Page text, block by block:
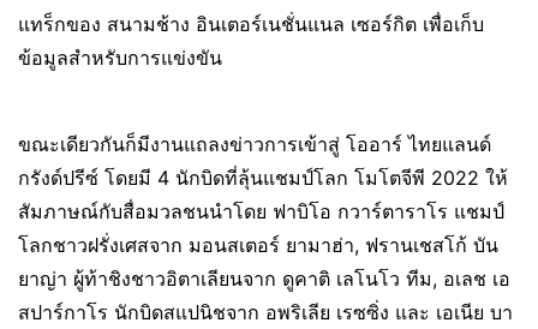
แทร็กของ สนามช้าง อินเตอร์เนชั่นแนล เซอร์กิต เพื่อเก็บ
ข้อมูลสำหรับการแข่งขัน
ขณะเดียวกันก็มีงานแถลงข่าวการเข้าสู่ โออาร์ ไทยแลนด์
กรังด์ปรีซ์ โดยมี 4 นักบิดที่ลุ้นแชมป์โลก โมโตจีพี 2022 ให้
สัมภาษณ์กับสื่อมวลชนนำโดย ฟาบิโอ กวาร์ตาราโร แชมป์
โลกชาวฝรั่งเศสจาก มอนสเตอร์ ยามาฮ่า, ฟรานเชสโก้ บัน
ยาญ่า ผู้ท้าชิงชาวอิตาเลียนจาก ดูคาติ เลโนโว ทีม, อเลช เอ
สปาร์กาโร นักบิดสแปนิชจาก อพริเลีย เรซซิ่ง และ เอเนีย บา